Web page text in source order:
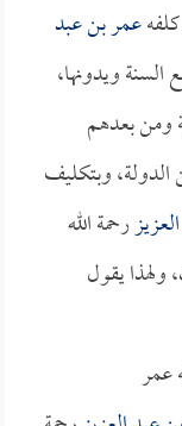
عمر بن عبد
السنة ويدونها،
ومن بعدهم
وبتكليف
رحمة الله
ولهذا يقول
عمر